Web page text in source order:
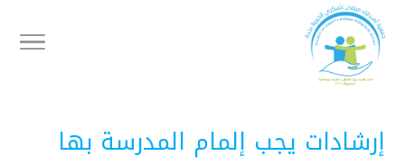
إرشادات يجب إلمام المدرسة بها